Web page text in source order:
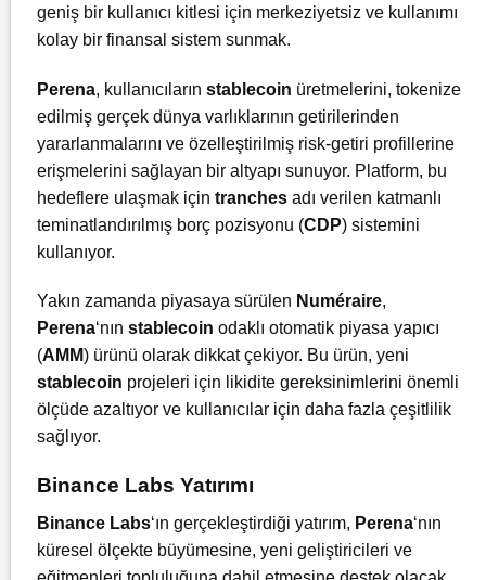
geniş bir kullanıcı kitlesi için merkeziyetsiz ve kullanımı
kolay bir finansal sistem sunmak.
Perena, kullanıcıların stablecoin üretmelerini, tokenize
edilmiş gerçek dünya varlıklarının getirilerinden
yararlanmalarını ve özelleştirilmiş risk-getiri profillerine
erişmelerini sağlayan bir altyapı sunuyor. Platform, bu
hedeflere ulaşmak için tranches adı verilen katmanlı
teminatlandırılmış borç pozisyonu (CDP) sistemini
kullanıyor.
Yakın zamanda piyasaya sürülen Numéraire,
Perena‘nın stablecoin odaklı otomatik piyasa yapıcı
(AMM) ürünü olarak dikkat çekiyor. Bu ürün, yeni
stablecoin projeleri için likidite gereksinimlerini önemli
ölçüde azaltıyor ve kullanıcılar için daha fazla çeşitlilik
sağlıyor.
Binance Labs Yatırımı
Binance Labs‘ın gerçekleştirdiği yatırım, Perena‘nın
küresel ölçekte büyümesine, yeni geliştiricileri ve